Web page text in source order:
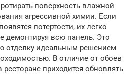
поверхность влажной
агрессивной химии. Если
потертости, их легко
демонтируя всю панель. Это
отделку идеальным решением
В отличие от обоев
приходится обновлять